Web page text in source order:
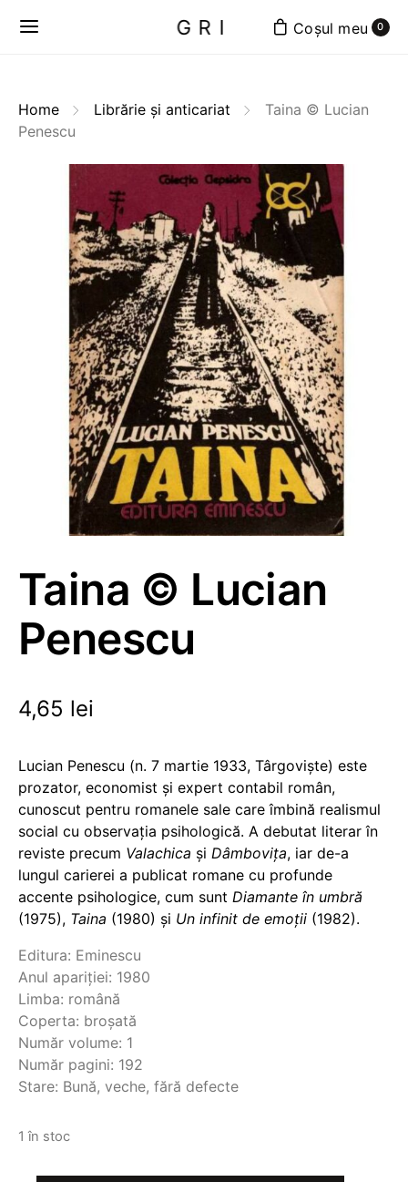
GRI 0
Home Librărie și anticariat
Taina © Lucian
Penescu
Taina © Lucian
Penescu
4,65 lei
Lucian Penescu (n. 7 martie 1933, Târgoviște) este
prozator, economist și expert contabil român,
cunoscut pentru romanele sale care îmbină realismul
social cu observația psihologică. A debutat literar în
reviste precum Valachica și Dâmbovița, iar de-a
lungul carierei a publicat romane cu profunde
accente psihologice, cum sunt Diamante în umbră
(1975), Taina (1980) și Un infinit de emoții (1982).
Editura: Eminescu
Anul apariției: 1980
Limba: română
Coperta: broșată
Număr volume: 1
Număr pagini: 192
Stare: Bună, veche, fără defecte
1 în stoc